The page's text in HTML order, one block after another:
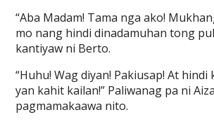
“Aba Madam! Tama nga ako!
mo nang hindi dinadamuhan tong
kantiyaw ni Berto.
“Huhu! Wag diyan! Pakiusap! At
yan kahit kailan!” Paliwanag pa ni
pagmamakaawa nito.